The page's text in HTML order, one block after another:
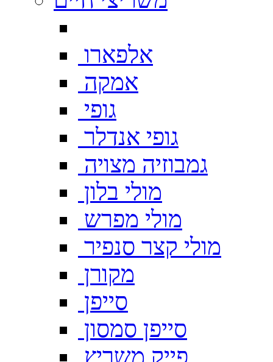
אלפארו
אמקה
גופי
גופי אנדלר
גמבוזיה מצויה
מולי בלון
מולי מפרש
מולי קצר סנפיר
מקורן
סייפן
סייפן סמסון
פייק משריץ